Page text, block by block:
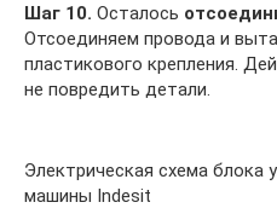
Шаг 10. Осталось
Отсоединяем провода и
пластикового крепления.
не повредить детали.
Электрическая схема блока
машины Indesit